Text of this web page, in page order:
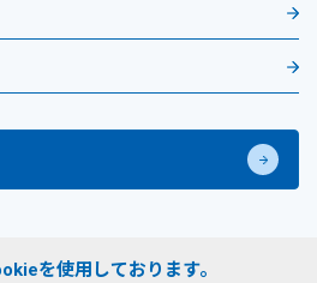
を使用しております。